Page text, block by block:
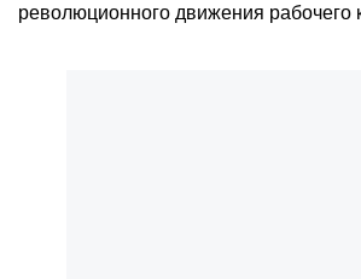
революционного движения рабочего